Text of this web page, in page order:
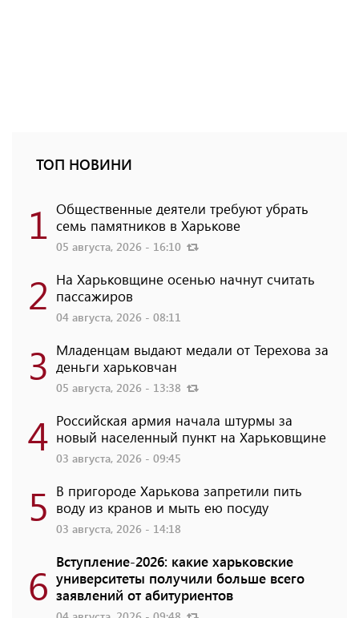
ТОП НОВИНИ
1 Общественные деятели требуют убрать
семь памятников в Харькове
05 августа, 2026 - 16:10
2 На Харьковщине осенью начнут считать
пассажиров
04 августа, 2026 - 08:11
3 Младенцам выдают медали от Терехова за
деньги харьковчан
05 августа, 2026 - 13:38
4 Российская армия начала штурмы за
новый населенный пункт на Харьковщине
03 августа, 2026 - 09:45
5 В пригороде Харькова запретили пить
воду из кранов и мыть ею посуду
03 августа, 2026 - 14:18
6 Вступление-2026: какие харьковские
университеты получили больше всего
заявлений от абитуриентов